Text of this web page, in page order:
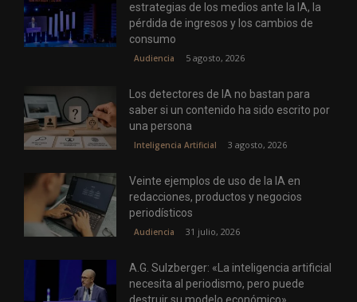
estrategias de los medios ante la IA, la
pérdida de ingresos y los cambios de
consumo
Audiencia 5 agosto, 2026
Los detectores de IA no bastan para
saber si un contenido ha sido escrito por
una persona
Inteligencia Artificial 3 agosto, 2026
Veinte ejemplos de uso de la IA en
redacciones, productos y negocios
periodísticos
Audiencia 31 julio, 2026
A.G. Sulzberger: «La inteligencia artificial
necesita al periodismo, pero puede